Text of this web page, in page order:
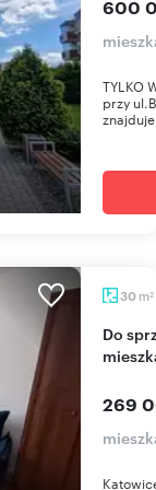
600
TYLKO
przy
30 m2
Do sprzedania przestronne 2-pokojowe
269